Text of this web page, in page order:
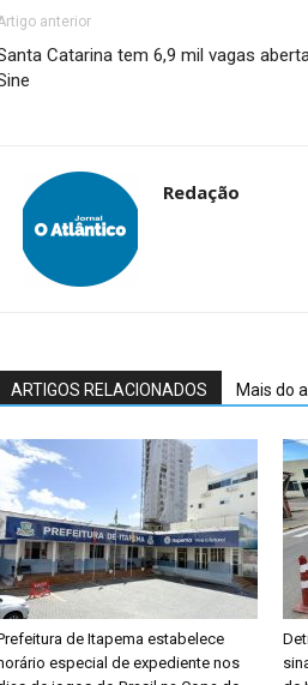
anterior
Catarina tem 6,9 mil vagas
Redação
ARTIGOS RELACIONADOS Mais do
de Itapema estabelece
horário especial de expediente nos